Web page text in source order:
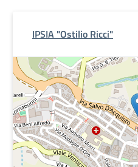
IPSIA "Ostilio Ricci"